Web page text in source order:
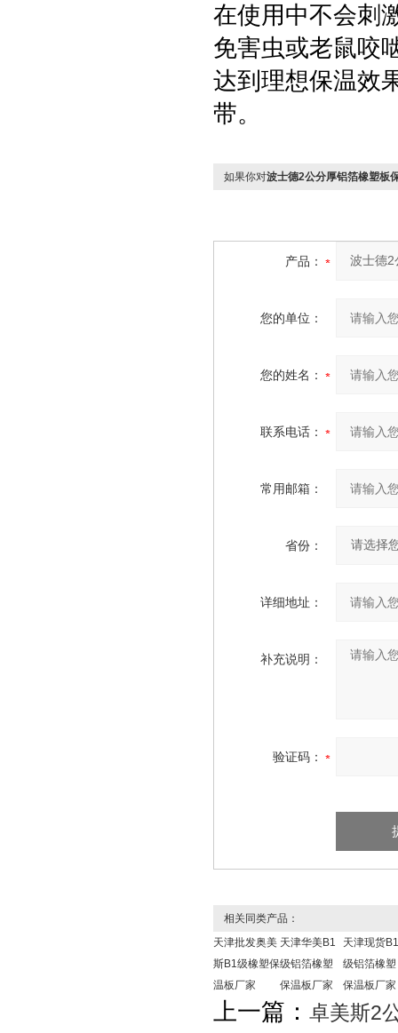
在使用中不会刺
免害虫或老鼠咬
达到理想保温效
带。
如果你对波士德2公分厚铝箔橡塑板
产品：
您的单位：
您的姓名：
联系电话：
常用邮箱：
省份：
详细地址：
补充说明：
验证码：
相关同类产品：
天津批发奥美
斯B1级橡塑保
温板厂家
天津华美B1
级铝箔橡塑
保温板厂家
天津现货B1
级铝箔橡塑
保温板厂家
上一篇： 卓美斯2